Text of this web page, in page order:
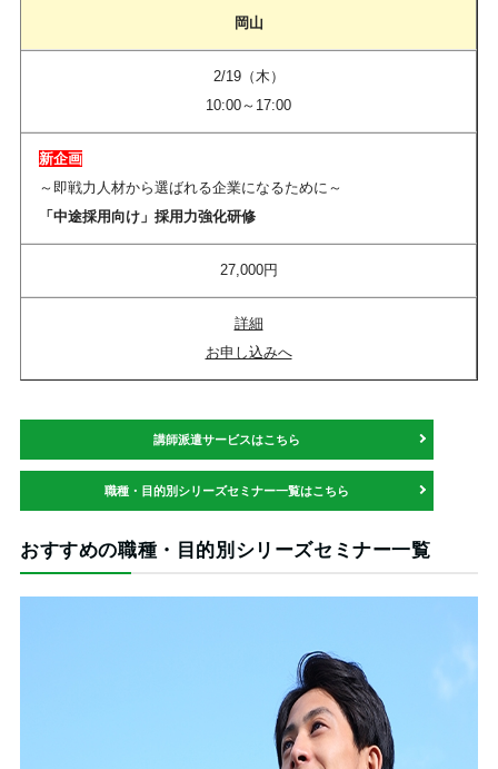
岡山
2/19（木）
10:00～17:00
新企画
～即戦力人材から選ばれる企業になるために～
「中途採用向け」採用力強化研修
27,000円
詳細
お申し込みへ
講師派遣サービスはこちら
職種・目的別シリーズセミナー一覧はこちら
おすすめの職種・目的別シリーズセミナー一覧